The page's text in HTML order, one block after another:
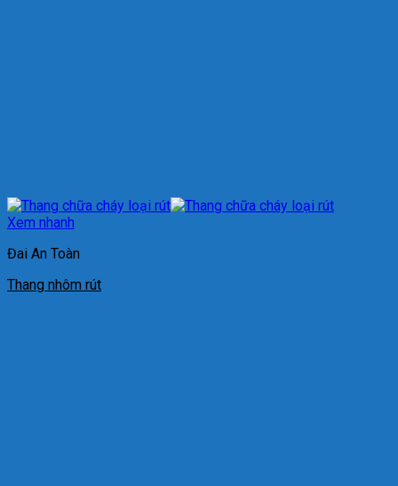
Xem nhanh
Đai An Toàn
Thang nhôm rút